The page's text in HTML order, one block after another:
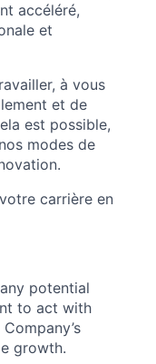
accéléré,
et
à vous
et de
est possible,
modes de
carrière en
potential
to act with
growth.